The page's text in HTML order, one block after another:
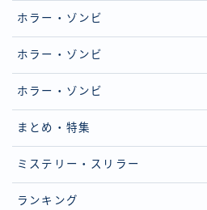
ホラー・ゾンビ
ホラー・ゾンビ
ホラー・ゾンビ
まとめ・特集
ミステリー・スリラー
ランキング